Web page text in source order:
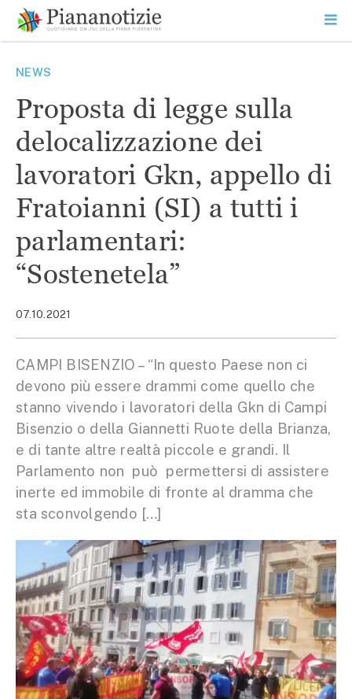
contenuto
SEARCH
NEWS
Proposta di legge sulla
delocalizzazione dei
lavoratori Gkn, appello di
Fratoianni (SI) a tutti i
parlamentari:
“Sostenetela”
07.10.2021
CAMPI BISENZIO – “In questo Paese non ci
devono più essere drammi come quello che
stanno vivendo i lavoratori della Gkn di Campi
Bisenzio o della Giannetti Ruote della Brianza,
e di tante altre realtà piccole e grandi. Il
Parlamento non può permettersi di assistere
inerte ed immobile di fronte al dramma che
sta sconvolgendo […]